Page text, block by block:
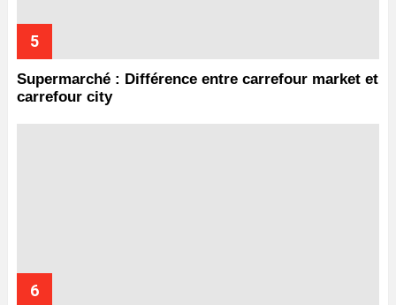
Supermarché : Différence entre carrefour market et
carrefour city